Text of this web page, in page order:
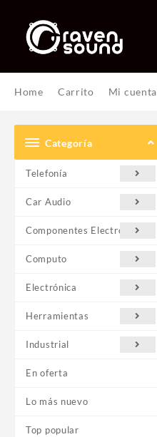
contenido
Home Carrito Mi cuenta
Categoría
Telefonía
Car Audio
Componentes Electrónicos
Computo
Electrónica
Herramientas
Industrial
En oferta
Lo más nuevo
Top popular